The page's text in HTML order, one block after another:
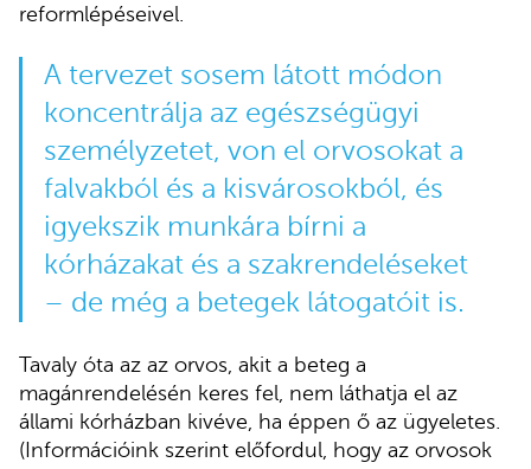
reformlépéseivel.
A tervezet sosem látott módon
koncentrálja az egészségügyi
személyzetet, von el orvosokat a
falvakból és a kisvárosokból, és
igyekszik munkára bírni a
kórházakat és a szakrendeléseket
– de még a betegek látogatóit is.
Tavaly óta az az orvos, akit a beteg a
magánrendelésén keres fel, nem láthatja el az
állami kórházban kivéve, ha éppen ő az ügyeletes.
(Információink szerint előfordul, hogy az orvosok